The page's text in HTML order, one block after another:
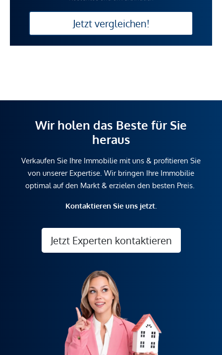
Jetzt vergleichen!
Wir holen das Beste für Sie
heraus
Verkaufen Sie Ihre Immobilie mit uns & profitieren Sie
von unserer Expertise. Wir bringen Ihre Immobilie
optimal auf den Markt & erzielen den besten Preis.
Kontaktieren Sie uns jetzt.
Jetzt Experten kontaktieren